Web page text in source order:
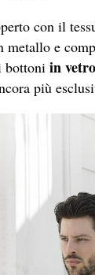
con il
metallo e
bottoni in
più